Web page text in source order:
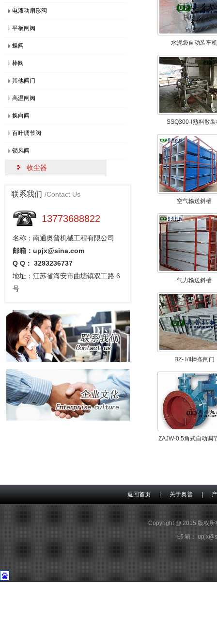
水泥袋自动装车机
SSQ300-Ⅰ熟料散
空气输送斜槽
气力输送斜槽
BZ- Ⅰ/Ⅱ棒条闸门
ZAJW-0.5角式自动调
电液动扇形阀
平板闸阀
蝶阀
棒阀
其他阀门
高温闸阀
换向阀
百叶调节阀
锁风阀
收尘器
联系我们 /Contact Us
13773688822
名称：南通奥普机械工程有限公司
邮箱：upjx@sina.com
Q Q： 3293236737
地址：江苏省海安市曲塘镇双工路 6
号
返回首页 关于奥普
Copyright @ 2015 版权
邮 箱：